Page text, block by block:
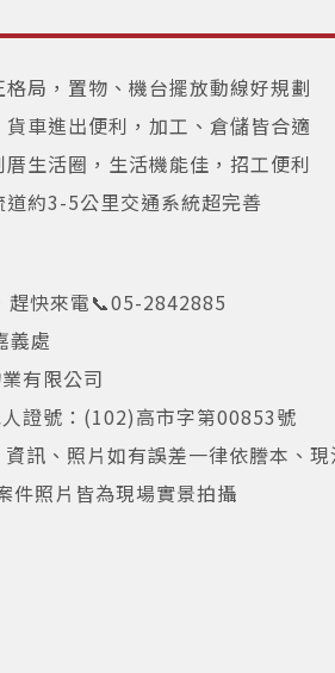
格局，置物、機台擺放動線好規劃
貨車進出便利，加工、倉儲皆合適
厝生活圈，生活機能佳，招工便利
道約3-5公里交通系統超完善
趕快來電📞05-2842885
義處
有限公司
證號：(102)高市字第00853號
訊、照片如有誤差一律依謄本、
件照片皆為現場實景拍攝